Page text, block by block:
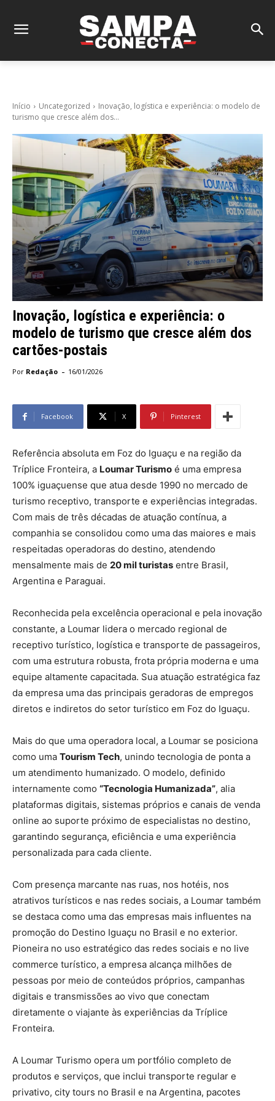
Início Uncategorized
Inovação, logística e experiência: o modelo de
turismo que cresce além dos...
Inovação, logística e experiência: o
modelo de turismo que cresce além dos
cartões-postais
Por Redação - 16/01/2026
Facebook X Pinterest
Referência absoluta em Foz do Iguaçu e na região da
Tríplice Fronteira, a Loumar Turismo é uma empresa
100% iguaçuense que atua desde 1990 no mercado de
turismo receptivo, transporte e experiências integradas.
Com mais de três décadas de atuação contínua, a
companhia se consolidou como uma das maiores e mais
respeitadas operadoras do destino, atendendo
mensalmente mais de 20 mil turistas entre Brasil,
Argentina e Paraguai.
Reconhecida pela excelência operacional e pela inovação
constante, a Loumar lidera o mercado regional de
receptivo turístico, logística e transporte de passageiros,
com uma estrutura robusta, frota própria moderna e uma
equipe altamente capacitada. Sua atuação estratégica faz
da empresa uma das principais geradoras de empregos
diretos e indiretos do setor turístico em Foz do Iguaçu.
Mais do que uma operadora local, a Loumar se posiciona
como uma Tourism Tech, unindo tecnologia de ponta a
um atendimento humanizado. O modelo, definido
internamente como “Tecnologia Humanizada”, alia
plataformas digitais, sistemas próprios e canais de venda
online ao suporte próximo de especialistas no destino,
garantindo segurança, eficiência e uma experiência
personalizada para cada cliente.
Com presença marcante nas ruas, nos hotéis, nos
atrativos turísticos e nas redes sociais, a Loumar também
se destaca como uma das empresas mais influentes na
promoção do Destino Iguaçu no Brasil e no exterior.
Pioneira no uso estratégico das redes sociais e no live
commerce turístico, a empresa alcança milhões de
pessoas por meio de conteúdos próprios, campanhas
digitais e transmissões ao vivo que conectam
diretamente o viajante às experiências da Tríplice
Fronteira.
A Loumar Turismo opera um portfólio completo de
produtos e serviços, que inclui transporte regular e
privativo, city tours no Brasil e na Argentina, pacotes